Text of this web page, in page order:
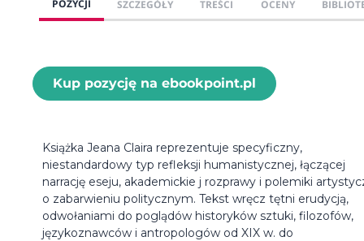
POZYCJI
SZCZEGÓŁY
TREŚCI
OCENY
Kup pozycję na ebookpoint.pl
Książka Jeana Claira reprezentuje specyficzny,
niestandardowy typ refleksji humanistycznej, łączącej
narrację eseju, akademickie j rozprawy i polemiki
o zabarwieniu politycznym. Tekst wręcz tętni erudycją,
odwołaniami do poglądów historyków sztuki, filozofów,
językoznawców i antropologów od XIX w. do